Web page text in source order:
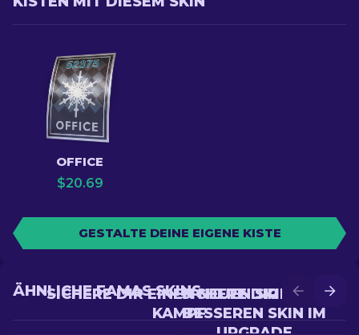
OFFICE
$20.69
GESTALTE DEINE EIGENE KISTE
SICHERE DIR EINEN
BESSEREN SKIN IM
SICHERE DIR EINEN NEUEN SKIN IM
KAMPF
ÄHNLICHE FAMAS SKINS